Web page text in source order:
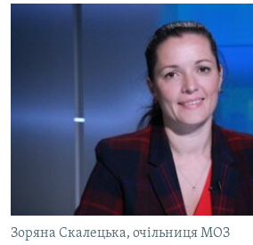
СПЕЦПРОЕКТИ
ВІДЕОУРОКИ «ELIFBE»
СВІДЧЕННЯ ОКУПАЦІЇ
УКРАЇНСЬКА ПРОБЛЕМА КРИМУ
ІНФОГРАФІКА
ЯК ОБІЙТИ БЛОКУВАННЯ
Qırımtatar
Зоряна Скалецька, очільниця МОЗ